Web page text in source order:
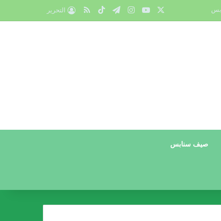
يوتيوبانستقرام
تيلقرام‫TikTokملخص الموقع RSS
التحرير
صيف سنابس